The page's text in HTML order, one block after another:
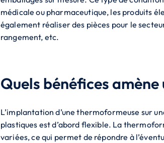
médicale ou pharmaceutique, les produits
également réaliser des pièces pour le
rangement, etc.
Quels bénéfices
L’implantation d’une thermoformeuse sur
plastiques est d’abord flexible. La
variées, ce qui permet de répondre à